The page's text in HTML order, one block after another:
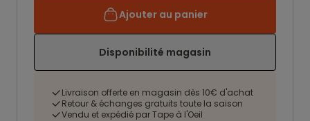
Ajouter au panier
Disponibilité magasin
Livraison offerte en magasin dès 10€ d'achat
Retour & échanges gratuits toute la saison
Vendu et expédié par Tape à l'Oeil